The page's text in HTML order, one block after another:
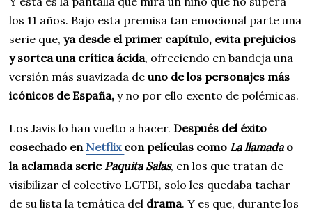
los 11 años. Bajo esta premisa tan emocional parte una
serie que,ya desde el primer capítulo, evita prejuicios
y sortea una crítica ácida, ofreciendo en bandeja una
versión más suavizada deuno de los personajes más
icónicos de España, y no por ello exento de polémicas.
Los Javis lo han vuelto a hacer.Después del éxito
cosechado en Netflix con películas como La llamada o
la aclamada serie Paquita Salas, en los que tratan de
visibilizar el colectivo LGTBI, solo les quedaba tachar
de su lista la temática del drama. Y es que, durante los